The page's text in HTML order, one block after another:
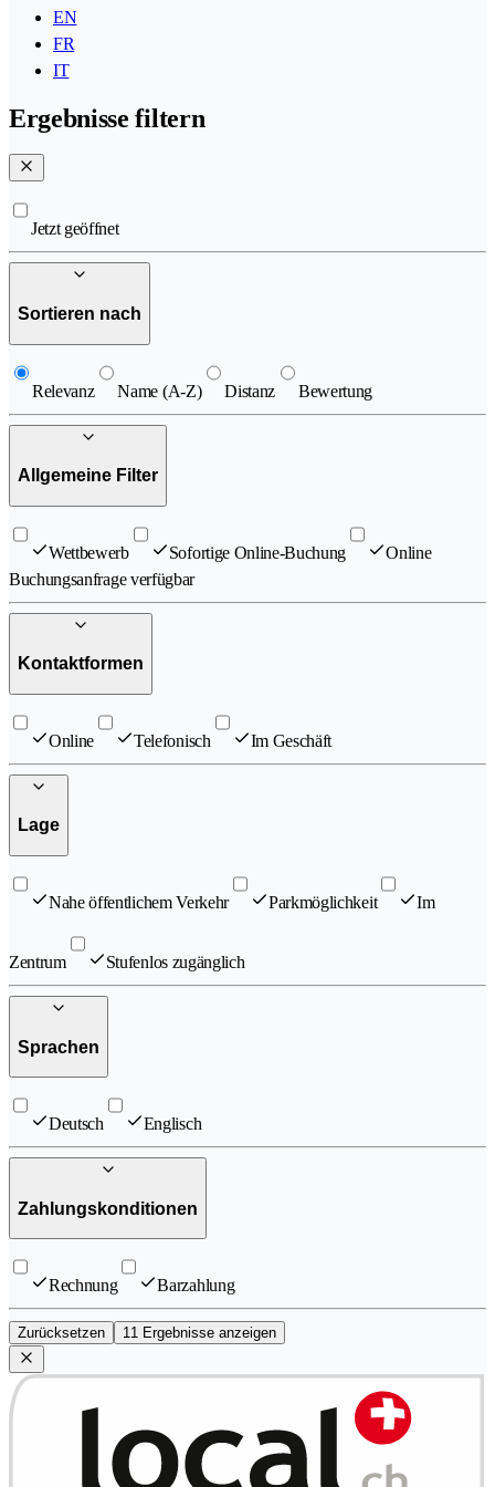
EN
FR
IT
Ergebnisse filtern
Jetzt geöffnet
Sortieren nach
Relevanz Name (A-Z) Distanz Bewertung
Allgemeine Filter
Wettbewerb Sofortige Online-Buchung
Online
Buchungsanfrage verfügbar
Kontaktformen
Online Telefonisch Im Geschäft
Lage
Nahe öffentlichem Verkehr Parkmöglichkeit Im
Zentrum Stufenlos zugänglich
Sprachen
Deutsch Englisch
Zahlungskonditionen
Rechnung Barzahlung
Zurücksetzen 11 Ergebnisse anzeigen